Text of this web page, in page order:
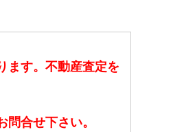
ます。不動産査定を
合せ下さい。